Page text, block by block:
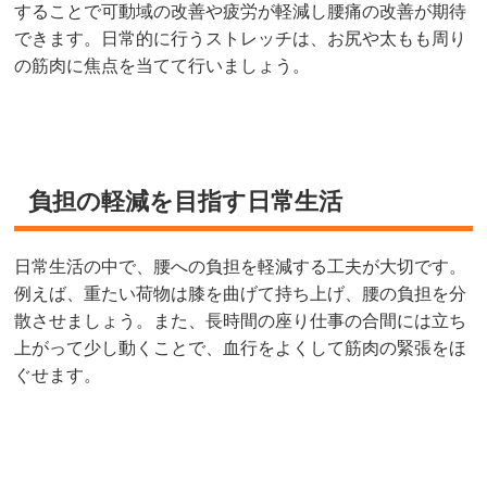
することで可動域の改善や疲労が軽減し腰痛の改善が期待
できます。日常的に行うストレッチは、お尻や太もも周り
の筋肉に焦点を当てて行いましょう。
負担の軽減を目指す日常生活
日常生活の中で、腰への負担を軽減する工夫が大切です。
例えば、重たい荷物は膝を曲げて持ち上げ、腰の負担を分
散させましょう。また、長時間の座り仕事の合間には立ち
上がって少し動くことで、血行をよくして筋肉の緊張をほ
ぐせます。